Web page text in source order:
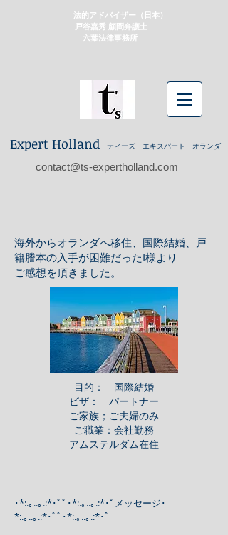
法的アドバイザー（日本）
戸谷嘉秀 顧問弁護士
​ 六葉法律事務所
Expert Holland ティーズ エキスパート オランダ
contact@ts-expertholland.com
​海外からオランダへ移住、国際結婚、戸
籍謄本の入手が困難だったI様より
​ご感想を頂きました。
​目的： 国際結婚
ビザ： パートナー
ご家族；ご夫婦のみ
ご職業：会社勤務
​アムステルダム在住
･*:.｡..｡.:*･ﾟﾟ･*:.｡..｡.:*･ﾟメッセージ･
*:.｡..｡.:*･ﾟﾟ･*:.｡..｡.:*･ﾟ